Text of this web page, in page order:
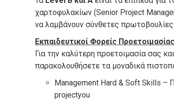
χαρτοφυλακίων (Senior Project
να λαμβάνουν σύνθετες πρωτοβουλίες.
Εκπαιδευτικοί Φορείς
Για την καλύτερη προετοιμασία σας
παρακολουθήσετε τα μοναδικά
Management Hard & Soft Skills –
projectyou